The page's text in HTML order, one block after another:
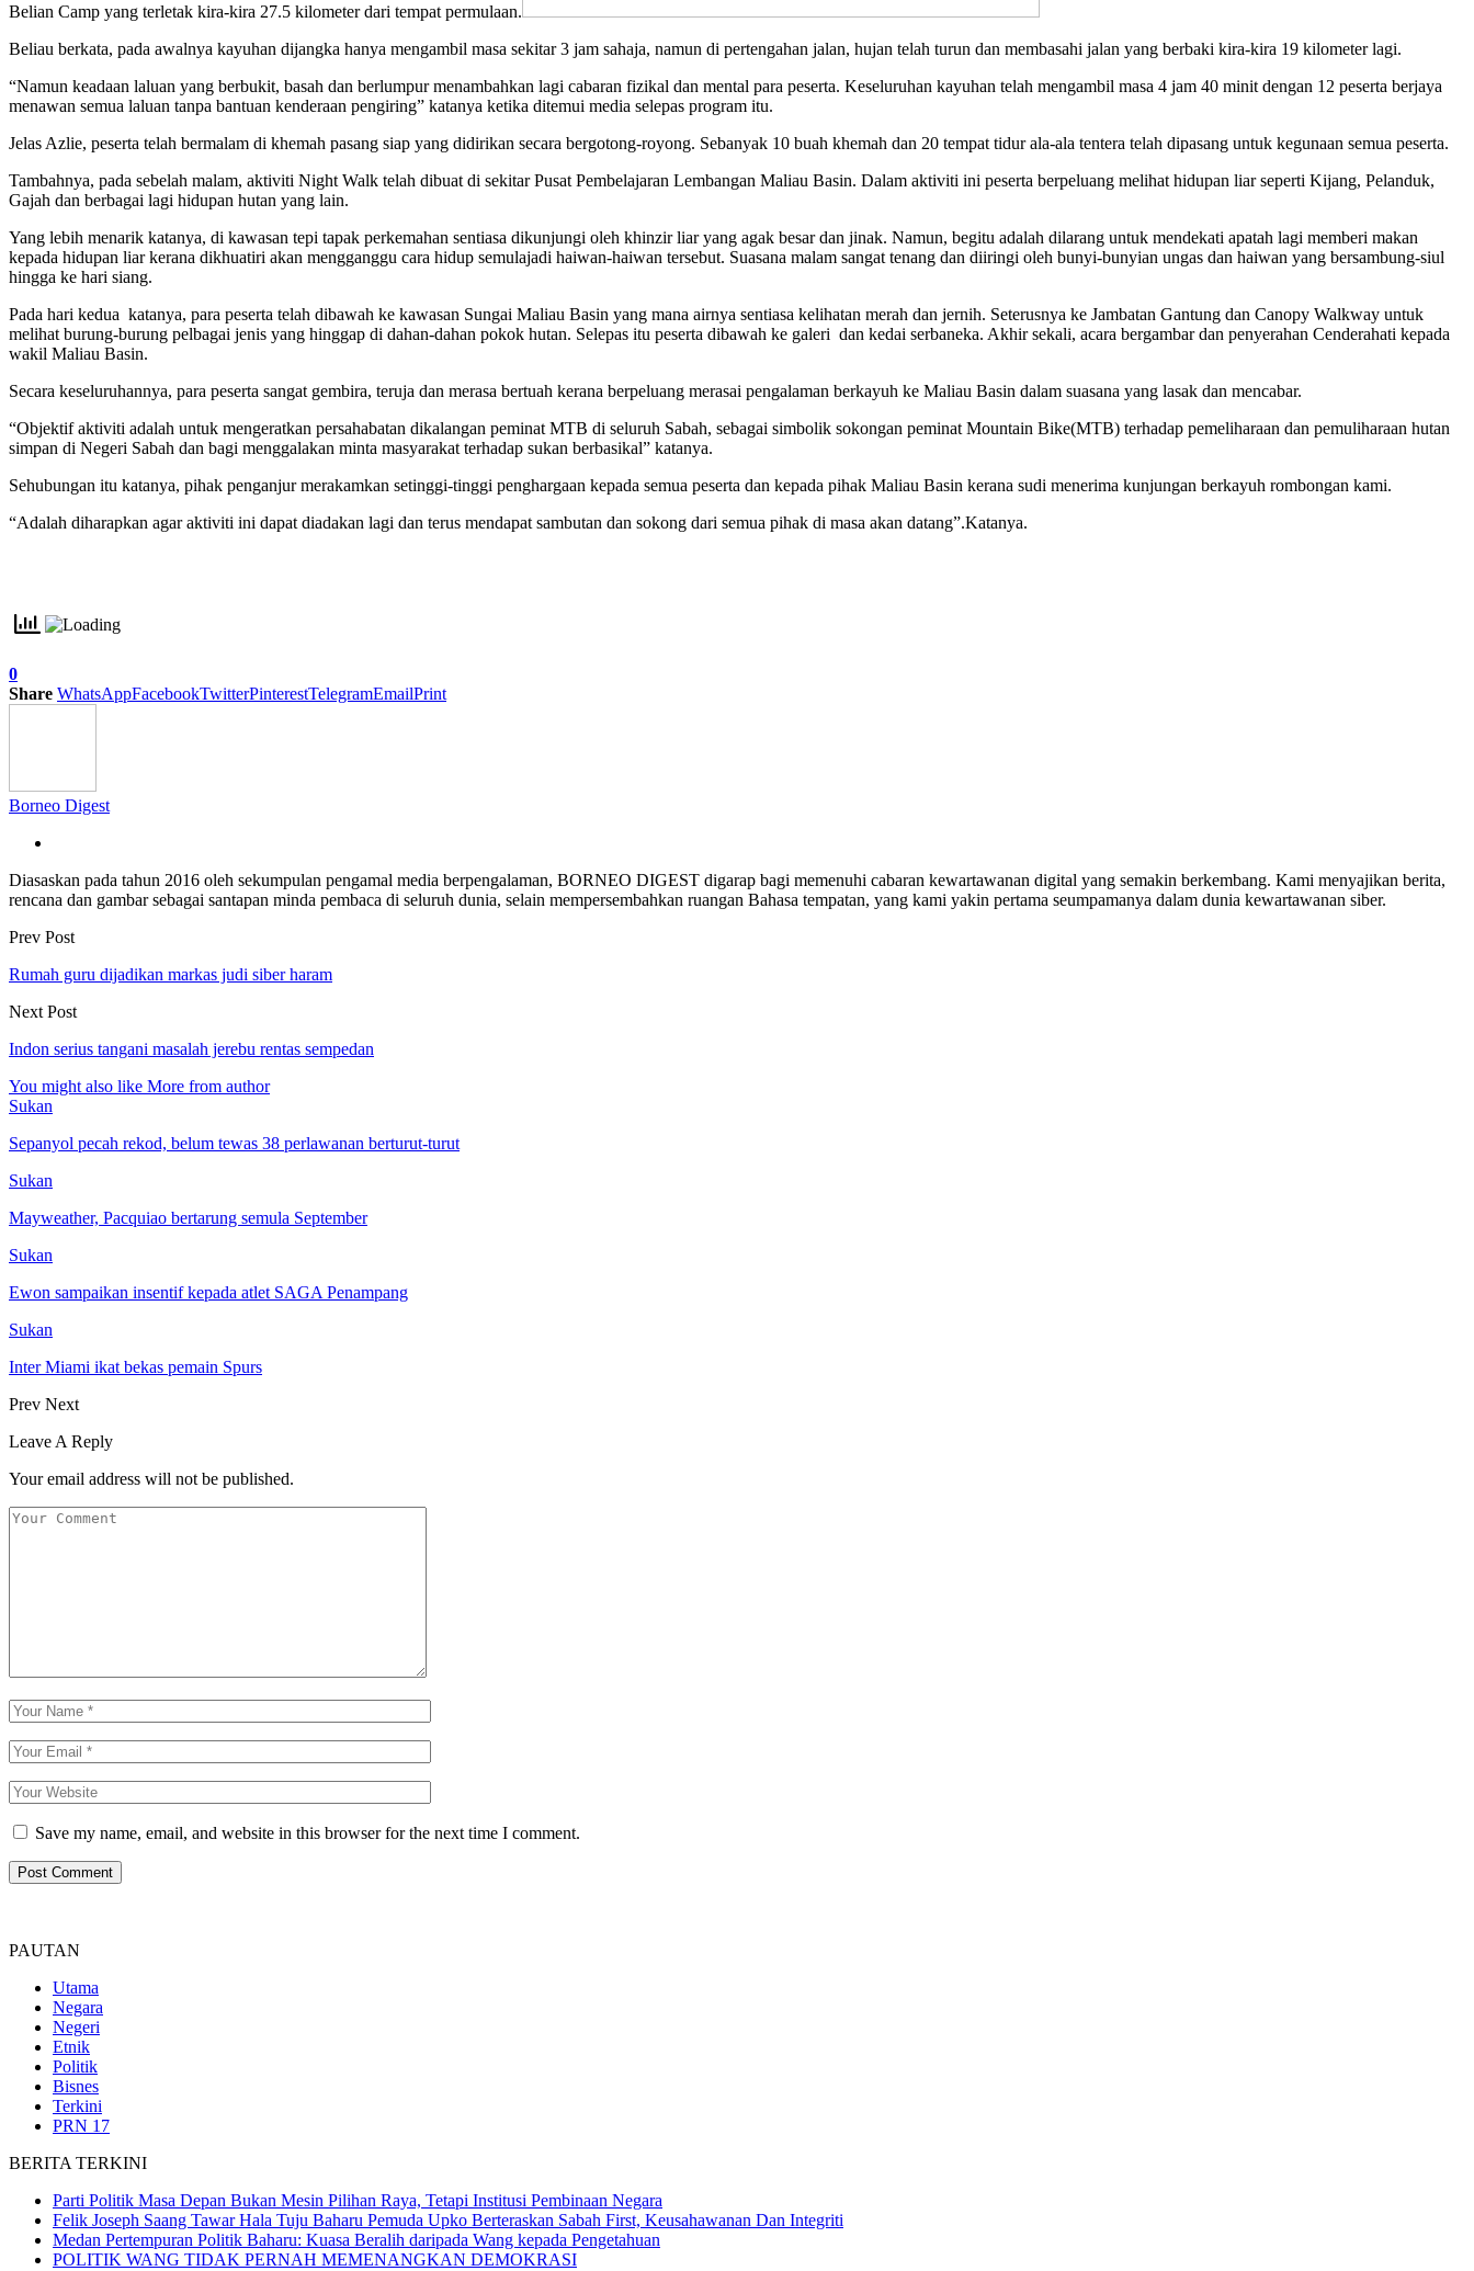
Belian Camp yang terletak kira-kira 27.5 kilometer dari tempat permulaan.
Beliau berkata, pada awalnya kayuhan dijangka hanya mengambil masa sekitar 3 jam sahaja, namun di pertengahan jalan, hujan telah turun dan membasahi jalan yang berbaki kira-kira 19 kilometer lagi.
“Namun keadaan laluan yang berbukit, basah dan berlumpur menambahkan lagi cabaran fizikal dan mental para peserta. Keseluruhan kayuhan telah mengambil masa 4 jam 40 minit dengan 12 peserta berjaya
menawan semua laluan tanpa bantuan kenderaan pengiring” katanya ketika ditemui media selepas program itu.
Jelas Azlie, peserta telah bermalam di khemah pasang siap yang didirikan secara bergotong-royong. Sebanyak 10 buah khemah dan 20 tempat tidur ala-ala tentera telah dipasang untuk kegunaan semua peserta.
Tambahnya, pada sebelah malam, aktiviti Night Walk telah dibuat di sekitar Pusat Pembelajaran Lembangan Maliau Basin. Dalam aktiviti ini peserta berpeluang melihat hidupan liar seperti Kijang, Pelanduk,
Gajah dan berbagai lagi hidupan hutan yang lain.
Yang lebih menarik katanya, di kawasan tepi tapak perkemahan sentiasa dikunjungi oleh khinzir liar yang agak besar dan jinak. Namun, begitu adalah dilarang untuk mendekati apatah lagi memberi makan
kepada hidupan liar kerana dikhuatiri akan mengganggu cara hidup semulajadi haiwan-haiwan tersebut. Suasana malam sangat tenang dan diiringi oleh bunyi-bunyian ungas dan haiwan yang bersambung-siul
hingga ke hari siang.
Pada hari kedua katanya, para peserta telah dibawah ke kawasan Sungai Maliau Basin yang mana airnya sentiasa kelihatan merah dan jernih. Seterusnya ke Jambatan Gantung dan Canopy Walkway untuk
melihat burung-burung pelbagai jenis yang hinggap di dahan-dahan pokok hutan. Selepas itu peserta dibawah ke galeri dan kedai serbaneka. Akhir sekali, acara bergambar dan penyerahan Cenderahati kepada
wakil Maliau Basin.
Secara keseluruhannya, para peserta sangat gembira, teruja dan merasa bertuah kerana berpeluang merasai pengalaman berkayuh ke Maliau Basin dalam suasana yang lasak dan mencabar.
“Objektif aktiviti adalah untuk mengeratkan persahabatan dikalangan peminat MTB di seluruh Sabah, sebagai simbolik sokongan peminat Mountain Bike(MTB) terhadap pemeliharaan dan pemuliharaan hutan
simpan di Negeri Sabah dan bagi menggalakan minta masyarakat terhadap sukan berbasikal” katanya.
Sehubungan itu katanya, pihak penganjur merakamkan setinggi-tinggi penghargaan kepada semua peserta dan kepada pihak Maliau Basin kerana sudi menerima kunjungan berkayuh rombongan kami.
“Adalah diharapkan agar aktiviti ini dapat diadakan lagi dan terus mendapat sambutan dan sokong dari semua pihak di masa akan datang”.Katanya.
0
Share WhatsAppFacebookTwitterPinterestTelegramEmailPrint
Borneo Digest
Diasaskan pada tahun 2016 oleh sekumpulan pengamal media berpengalaman, BORNEO DIGEST digarap bagi memenuhi cabaran kewartawanan digital yang semakin berkembang. Kami menyajikan berita,
rencana dan gambar sebagai santapan minda pembaca di seluruh dunia, selain mempersembahkan ruangan Bahasa tempatan, yang kami yakin pertama seumpamanya dalam dunia kewartawanan siber.
Prev Post
Rumah guru dijadikan markas judi siber haram
Next Post
Indon serius tangani masalah jerebu rentas sempedan
You might also like More from author
Sukan
Sepanyol pecah rekod, belum tewas 38 perlawanan berturut-turut
Sukan
Mayweather, Pacquiao bertarung semula September
Sukan
Ewon sampaikan insentif kepada atlet SAGA Penampang
Sukan
Inter Miami ikat bekas pemain Spurs
Prev Next
Leave A Reply
Your email address will not be published.
Save my name, email, and website in this browser for the next time I comment.
PAUTAN
Utama
Negara
Negeri
Etnik
Politik
Bisnes
Terkini
PRN 17
BERITA TERKINI
Parti Politik Masa Depan Bukan Mesin Pilihan Raya, Tetapi Institusi Pembinaan Negara
Felik Joseph Saang Tawar Hala Tuju Baharu Pemuda Upko Berteraskan Sabah First, Keusahawanan Dan Integriti
Medan Pertempuran Politik Baharu: Kuasa Beralih daripada Wang kepada Pengetahuan
POLITIK WANG TIDAK PERNAH MEMENANGKAN DEMOKRASI